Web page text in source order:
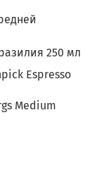
250 мл
Espresso
Medium